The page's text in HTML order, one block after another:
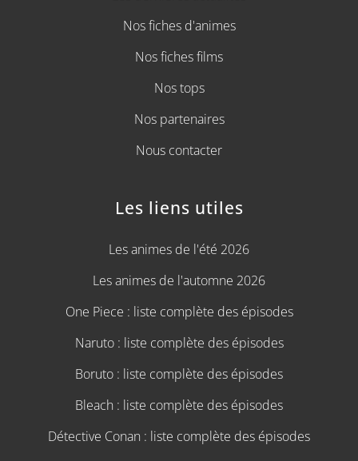
Nos fiches d'animes
Nos fiches films
Nos tops
Nos partenaires
Nous contacter
Les liens utiles
Les animes de l'été 2026
Les animes de l'automne 2026
One Piece : liste complète des épisodes
Naruto : liste complète des épisodes
Boruto : liste complète des épisodes
Bleach : liste complète des épisodes
Détective Conan : liste complète des épisodes